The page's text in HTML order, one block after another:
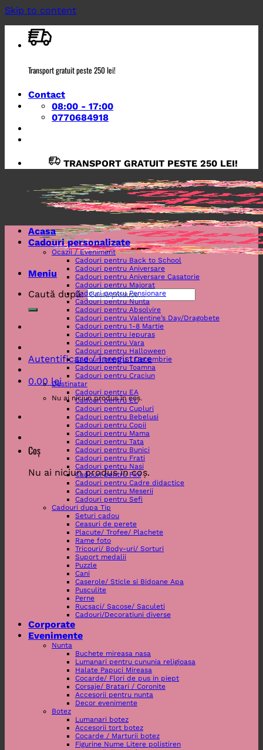
Skip to content
Transport gratuit peste 250 lei!
Contact
08:00 - 17:00
0770684918
TRANSPORT GRATUIT PESTE 250 LEI!
Meniu
Caută după:
Autentificare / Înregistrare
0.00 lei
Nu ai niciun produs în coș.
Coș
Nu ai niciun produs în coș.
Acasa
Cadouri personalizate
Ocazii / Eveniment
Cadouri pentru Back to School
Cadouri pentru Aniversare
Cadouri pentru Aniversare Casatorie
Cadouri pentru Majorat
Cadouri pentru Pensionare
Cadouri pentru Nunta
Cadouri pentru Absolvire
Cadouri pentru Valentine’s Day/Dragobete
Cadouri pentru 1-8 Martie
Cadouri pentru Iepuras
Cadouri pentru Vara
Cadouri pentru Halloween
Cadouri pentru 1 Decembrie
Cadouri pentru Toamna
Cadouri pentru Craciun
Destinatar
Cadouri pentru EA
Cadouri pentru EL
Cadouri pentru Cupluri
Cadouri pentru Bebelusi
Cadouri pentru Copii
Cadouri pentru Mama
Cadouri pentru Tata
Cadouri pentru Bunici
Cadouri pentru Frati
Cadouri pentru Nasi
Cadouri pentru Fini
Cadouri pentru Cadre didactice
Cadouri pentru Meserii
Cadouri pentru Sefi
Cadouri dupa Tip
Seturi cadou
Ceasuri de perete
Placute/ Trofee/ Plachete
Rame foto
Tricouri/ Body-uri/ Sorturi
Suport medalii
Puzzle
Cani
Caserole/ Sticle si Bidoane Apa
Pusculite
Perne
Rucsaci/ Sacose/ Saculeti
Cadouri/Decoratiuni diverse
Corporate
Evenimente
Nunta
Buchete mireasa nasa
Lumanari pentru cununia religioasa
Halate Papuci Mireasa
Cocarde/ Flori de pus in piept
Corsaje/ Bratari / Coronite
Accesorii pentru nunta
Decor evenimente
Botez
Lumanari botez
Accesorii tort botez
Cocarde / Marturii botez
Figurine Nume Litere polistiren